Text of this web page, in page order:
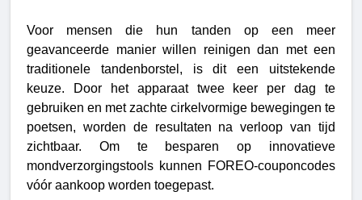
Voor mensen die hun tanden op een meer
geavanceerde manier willen reinigen dan met een
traditionele tandenborstel, is dit een uitstekende
keuze. Door het apparaat twee keer per dag te
gebruiken en met zachte cirkelvormige bewegingen te
poetsen, worden de resultaten na verloop van tijd
zichtbaar. Om te besparen op innovatieve
mondverzorgingstools kunnen FOREO-couponcodes
vóór aankoop worden toegepast.